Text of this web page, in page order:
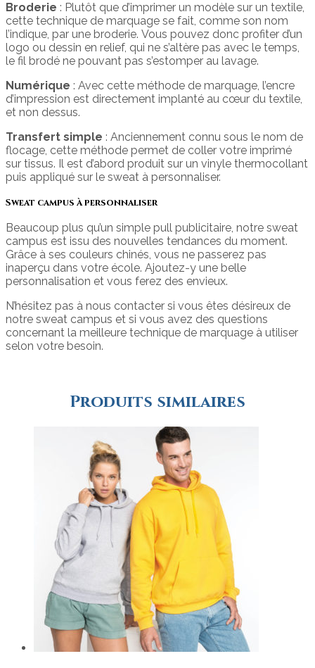
Broderie : Plutôt que d’imprimer un modèle sur un textile,
cette technique de marquage se fait, comme son nom
l’indique, par une broderie. Vous pouvez donc profiter d’un
logo ou dessin en relief, qui ne s’altère pas avec le temps,
le fil brodé ne pouvant pas s’estomper au lavage.
Numérique : Avec cette méthode de marquage, l’encre
d’impression est directement implanté au cœur du textile,
et non dessus.
Transfert simple : Anciennement connu sous le nom de
flocage, cette méthode permet de coller votre imprimé
sur tissus. Il est d’abord produit sur un vinyle thermocollant
puis appliqué sur le sweat à personnaliser.
Sweat campus à personnaliser
Beaucoup plus qu’un simple pull publicitaire, notre sweat
campus est issu des nouvelles tendances du moment.
Grâce à ses couleurs chinés, vous ne passerez pas
inaperçu dans votre école. Ajoutez-y une belle
personnalisation et vous ferez des envieux.
N’hésitez pas à nous contacter si vous êtes désireux de
notre sweat campus et si vous avez des questions
concernant la meilleure technique de marquage à utiliser
selon votre besoin.
Produits similaires